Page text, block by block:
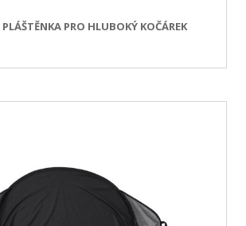
PRO HLUBOKÝ KOČÁREK